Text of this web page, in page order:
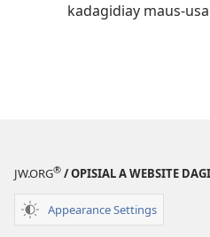
kadagidiay maus-
JW.ORG® / OPISIAL A WEBSITE
Appearance Settings